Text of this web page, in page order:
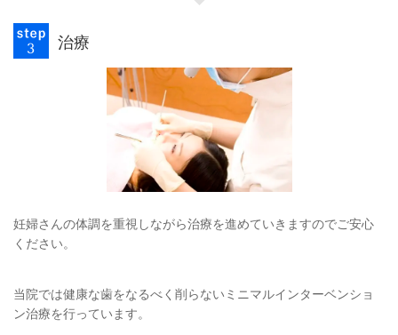
治療
妊婦さんの体調を重視しながら治療を進めていきますのでご安心
ください。
当院では健康な歯をなるべく削らないミニマルインターベンショ
ン治療を行っています。